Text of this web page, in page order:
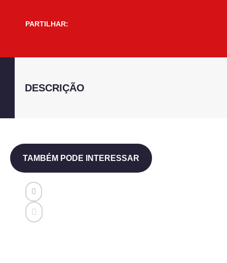
PARTILHAR:
DESCRIÇÃO
TAMBÉM PODE INTERESSAR